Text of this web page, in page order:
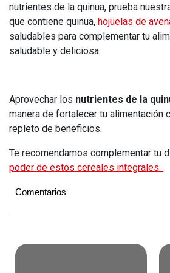
nutrientes de la quinua, prueba
que contiene quinua, hojuelas de
saludables para complementar tu
saludable y deliciosa.
Aprovechar los nutrientes de la
manera de fortalecer tu alimentación
repleto de beneficios.
Te recomendamos complementar tu
poder de estos cereales integrales.
Comentarios
Título